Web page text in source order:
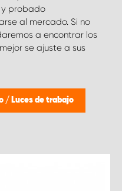
y probado
al mercado. Si no
a encontrar los
se ajuste a sus
/ Luces de trabajo